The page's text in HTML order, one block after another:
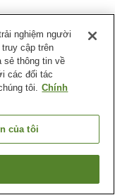
phố Miyakojima
nghiệm người
cập trên
sẻ thông tin về
các đối tác
tôi. Chính
của tôi